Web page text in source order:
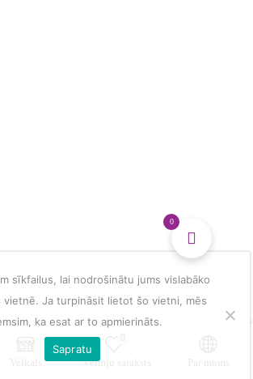
Veikals Vēlmju saraksts Par mums
0
sīkfailus, lai nodrošinātu jums vislabāko
vietnē. Ja turpināsit lietot šo vietni, mēs
ka esat ar to apmierināts.
Sapratu